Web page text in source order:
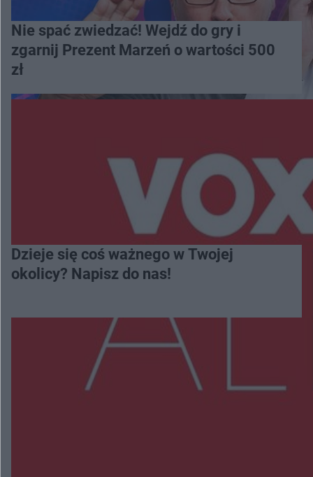
Nie spać zwiedzać! Wejdź do gry i
zgarnij Prezent Marzeń o wartości 500
zł
Dzieje się coś ważnego w Twojej
okolicy? Napisz do nas!
Więcej